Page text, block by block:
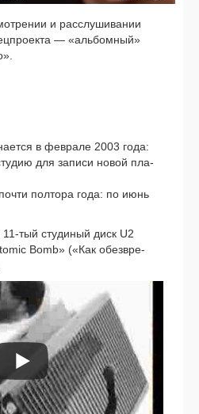
и рас­слу­ши­ва­нии
— «аль­бом­ный»
в фев­ра­ле 2003 года:
для запи­си новой пла­
пол­то­ра года: по июнь
тый сту­ди­ный диск U2
Bomb» («Как обез­вре­